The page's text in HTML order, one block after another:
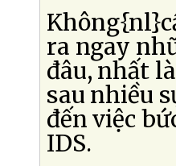
ra ngay
đâu, nhất
sau nhiều
đến việc
IDS.